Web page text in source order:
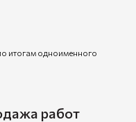
итогам одноименного
работ